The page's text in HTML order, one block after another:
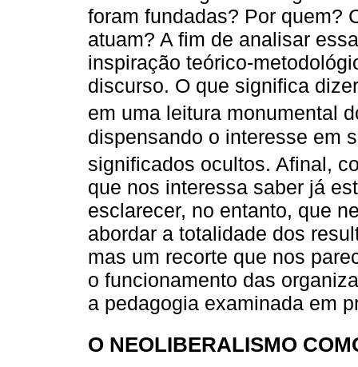
foram fundadas? Por quem?
atuam? A fim de analisar
inspiração teórico-
discurso. O que significa
em uma leitura monumental
dispensando o interesse em
significados ocultos. Afinal,
que nos interessa saber já
esclarecer, no entanto, que
abordar a totalidade dos
mas um recorte que nos
o funcionamento das
a pedagogia examinada em
O NEOLIBERALISMO